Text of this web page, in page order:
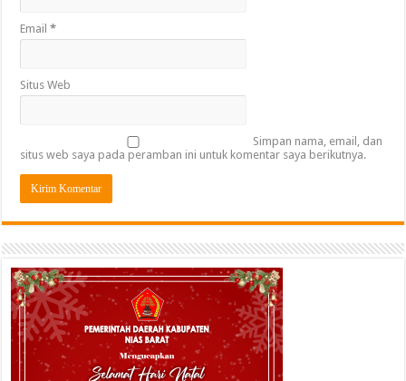
Email*
Situs Web
Simpan nama, email, dan
situs web saya pada peramban ini untuk komentar saya berikutnya.